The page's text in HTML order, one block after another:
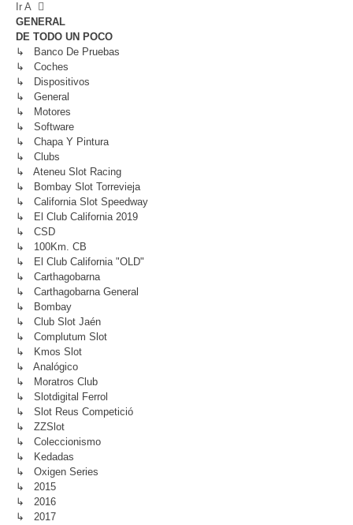
Ir A
GENERAL
DE TODO UN POCO
↳ Banco De Pruebas
↳ Coches
↳ Dispositivos
↳ General
↳ Motores
↳ Software
↳ Chapa Y Pintura
↳ Clubs
↳ Ateneu Slot Racing
↳ Bombay Slot Torrevieja
↳ California Slot Speedway
↳ El Club California 2019
↳ CSD
↳ 100Km. CB
↳ El Club California "OLD"
↳ Carthagobarna
↳ Carthagobarna General
↳ Bombay
↳ Club Slot Jaén
↳ Complutum Slot
↳ Kmos Slot
↳ Analógico
↳ Moratros Club
↳ Slotdigital Ferrol
↳ Slot Reus Competició
↳ ZZSlot
↳ Coleccionismo
↳ Kedadas
↳ Oxigen Series
↳ 2015
↳ 2016
↳ 2017